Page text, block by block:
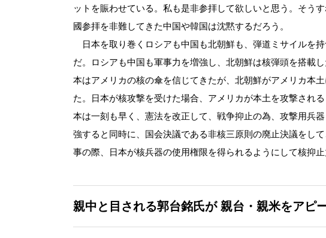
ットを賑わせている。私も是非参拝して欲しいと思う。そう
國参拝を非難してきた中国や韓国は沈黙するだろう。
日本を取り巻くロシアも中国も北朝鮮も、弾道ミサイルを
だ。ロシアも中国も軍事力を増強し、北朝鮮は核弾頭を搭載
本はアメリカの核の傘を信じてきたが、北朝鮮がアメリカ本
た。日本が核攻撃を受けた場合、アメリカが本土を攻撃され
本は一刻も早く、憲法を改正して、戦争抑止の為、攻撃用兵
強すると同時に、国会決議である非核三原則の廃止決議をし
事の際、日本が核兵器の使用権限を得られるようにして核抑止
親中と目される郭台銘氏が親台・親米をアピ